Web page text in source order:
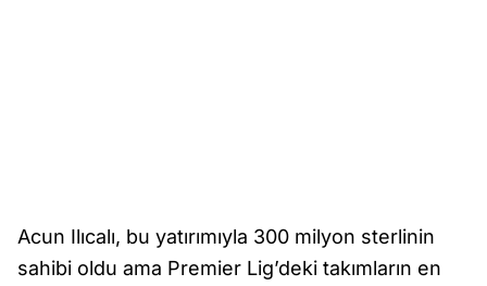
Acun Ilıcalı, bu yatırımıyla 300 milyon sterlinin
sahibi oldu ama Premier Lig’deki takımların en